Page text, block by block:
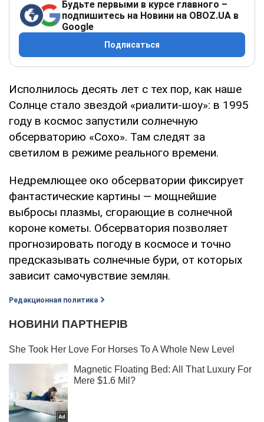
Будьте первыми в курсе главного –
подпишитесь на Новини на OBOZ.UA в
Google
Подписаться
Исполнилось десять лет с тех пор, как наше
Солнце стало звездой «риалити-шоу»: в 1995
году в космос запустили солнечную
обсерваторию «Сохо». Там следят за
светилом в режиме реального времени.
Недремлющее око обсерватории фиксирует
фантастические картины — мощнейшие
выбросы плазмы, сгорающие в солнечной
короне кометы. Обсерватория позволяет
прогнозировать погоду в космосе и точно
предсказывать солнечные бури, от которых
зависит самочувствие землян.
Редакционная политика